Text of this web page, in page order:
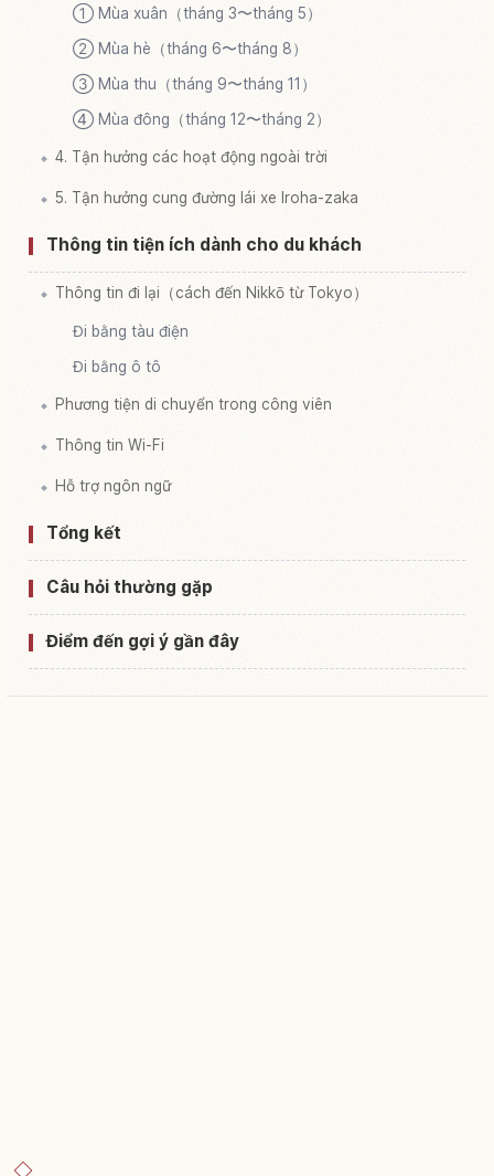
① Mùa xuân（tháng 3〜tháng 5）
② Mùa hè（tháng 6〜tháng 8）
③ Mùa thu（tháng 9〜tháng 11）
④ Mùa đông（tháng 12〜tháng 2）
4. Tận hưởng các hoạt động ngoài trời
5. Tận hưởng cung đường lái xe Iroha-zaka
Thông tin tiện ích dành cho du khách
Thông tin đi lại（cách đến Nikkō từ Tokyo）
Đi bằng tàu điện
Đi bằng ô tô
Phương tiện di chuyển trong công viên
Thông tin Wi-Fi
Hỗ trợ ngôn ngữ
Tổng kết
Câu hỏi thường gặp
Điểm đến gợi ý gần đây